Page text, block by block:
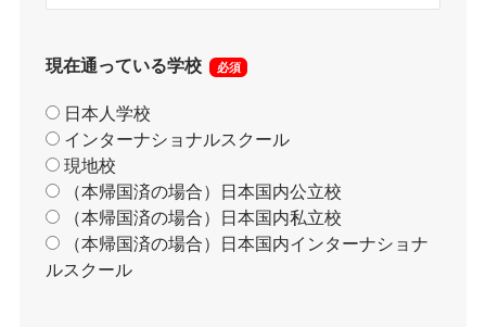
現在通っている学校 必須
日本人学校
インターナショナルスクール
現地校
（本帰国済の場合）日本国内公立校
（本帰国済の場合）日本国内私立校
（本帰国済の場合）日本国内インターナショナ
ルスクール